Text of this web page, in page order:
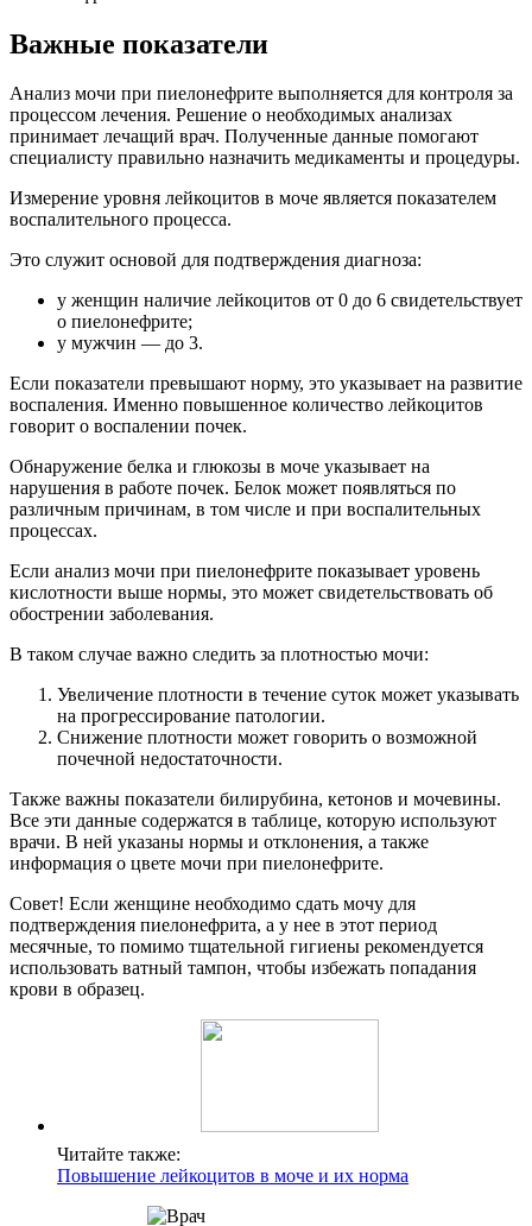
Важные показатели
Анализ мочи при пиелонефрите выполняется для контроля за
процессом лечения. Решение о необходимых анализах
принимает лечащий врач. Полученные данные помогают
специалисту правильно назначить медикаменты и процедуры.
Измерение уровня лейкоцитов в моче является показателем
воспалительного процесса.
Это служит основой для подтверждения диагноза:
у женщин наличие лейкоцитов от 0 до 6 свидетельствует
о пиелонефрите;
у мужчин — до 3.
Если показатели превышают норму, это указывает на развитие
воспаления. Именно повышенное количество лейкоцитов
говорит о воспалении почек.
Обнаружение белка и глюкозы в моче указывает на
нарушения в работе почек. Белок может появляться по
различным причинам, в том числе и при воспалительных
процессах.
Если анализ мочи при пиелонефрите показывает уровень
кислотности выше нормы, это может свидетельствовать об
обострении заболевания.
В таком случае важно следить за плотностью мочи:
Увеличение плотности в течение суток может указывать
на прогрессирование патологии.
Снижение плотности может говорить о возможной
почечной недостаточности.
Также важны показатели билирубина, кетонов и мочевины.
Все эти данные содержатся в таблице, которую используют
врачи. В ней указаны нормы и отклонения, а также
информация о цвете мочи при пиелонефрите.
Совет! Если женщине необходимо сдать мочу для
подтверждения пиелонефрита, а у нее в этот период
месячные, то помимо тщательной гигиены рекомендуется
использовать ватный тампон, чтобы избежать попадания
крови в образец.
Читайте также:
Повышение лейкоцитов в моче и их норма